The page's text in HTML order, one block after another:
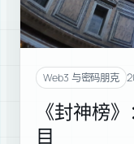
Web3 与密码朋克
《封神榜
目